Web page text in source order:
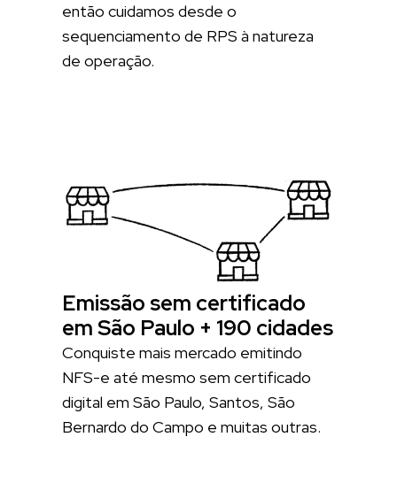
então cuidamos desde o
sequenciamento de RPS à natureza
de operação.
Emissão sem certificado
em São Paulo + 190 cidades
Conquiste mais mercado emitindo
NFS-e até mesmo sem certificado
digital em São Paulo, Santos, São
Bernardo do Campo e muitas outras.